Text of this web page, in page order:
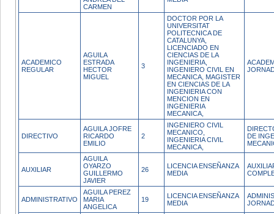
CARMEN
ACADEMICO
REGULAR
AGUILA
ESTRADA
HECTOR
MIGUEL
3
DOCTOR POR LA
UNIVERSITAT
POLITECNICA DE
CATALUNYA,
LICENCIADO EN
CIENCIAS DE LA
INGENIERIA,
INGENIERO CIVIL EN
MECANICA, MAGISTER
EN CIENCIAS DE LA
INGENIERIA CON
MENCION EN
INGENIERIA
MECANICA,
DIRECTIVO
AGUILA JOFRE
RICARDO
EMILIO
2
INGENIERO CIVIL
MECANICO,
INGENIERIA CIVIL
MECANICA,
DE
AUXILIAR
AGUILA
OYARZO
GUILLERMO
JAVIER
26
LICENCIA ENSEÑANZA
MEDIA
ADMINISTRATIVO
AGUILA PEREZ
MARIA
ANGELICA
19
LICENCIA ENSEÑANZA
MEDIA